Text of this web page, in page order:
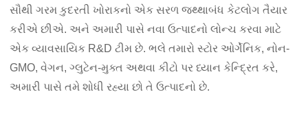
સૌથી ગરમ કુદરતી ખોરાકનો એક સરળ જથ્થાબંધ કેટલોગ તૈયાર
કરીએ છીએ. અને અમારી પાસે નવા ઉત્પાદનો લોન્ચ કરવા માટે
એક વ્યાવસાયિક R&D ટીમ છે. ભલે તમારો સ્ટોર ઓર્ગેનિક, નોન-
GMO, વેગન, ગ્લુટેન-મુક્ત અથવા કીટો પર ધ્યાન કેન્દ્રિત કરે,
અમારી પાસે તમે શોધી રહ્યા છો તે ઉત્પાદનો છે.